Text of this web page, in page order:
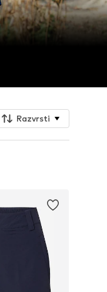
Razvrsti